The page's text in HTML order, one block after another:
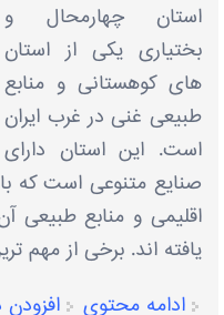
استان چهارمحال و
بختیاری یکی از استان‌
های کوهستانی و منابع
طبیعی غنی در غرب ایران
است. این استان دارای
صنایع متنوعی است که
اقلیمی و منابع
یافته ‌اند. برخی از مهم‌
ادامه محتوی